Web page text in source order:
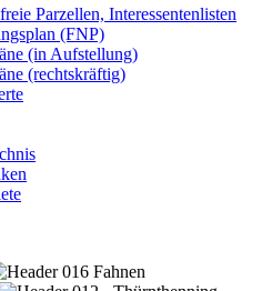
Parzellen, Interessentenlisten
(FNP)
(in Aufstellung)
(rechtskräftig)